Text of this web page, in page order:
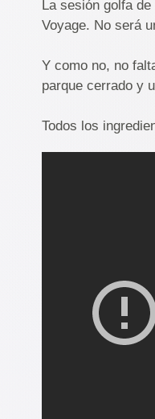
La sesión golfa
Voyage. No será
Y como no, no
parque cerrado y
Todos los